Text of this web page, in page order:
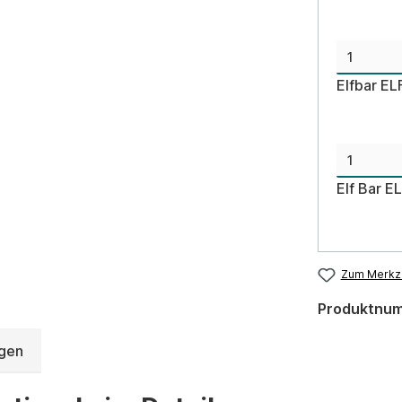
Elfbar
Elf Bar
Zum